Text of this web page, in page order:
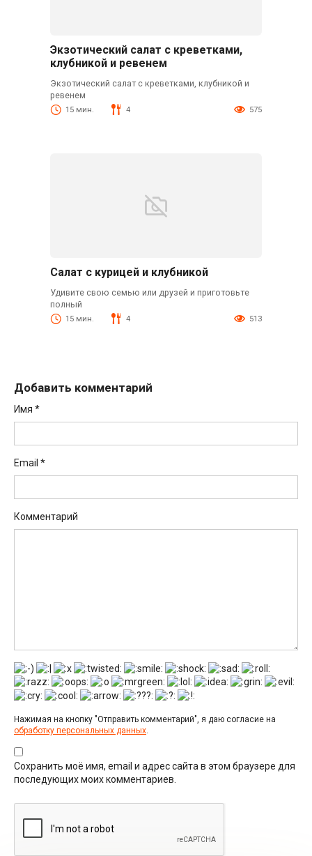
Экзотический салат с креветками,
клубникой и ревенем
Экзотический салат с креветками, клубникой и
ревенем
15 мин. 4 575
Салат с курицей и клубникой
Удивите свою семью или друзей и приготовьте
полный
15 мин. 4 513
Добавить комментарий
Имя *
Email *
Комментарий
Нажимая на кнопку "Отправить комментарий", я даю согласие на
обработку персональных данных.
Сохранить моё имя, email и адрес сайта в этом браузере для
последующих моих комментариев.